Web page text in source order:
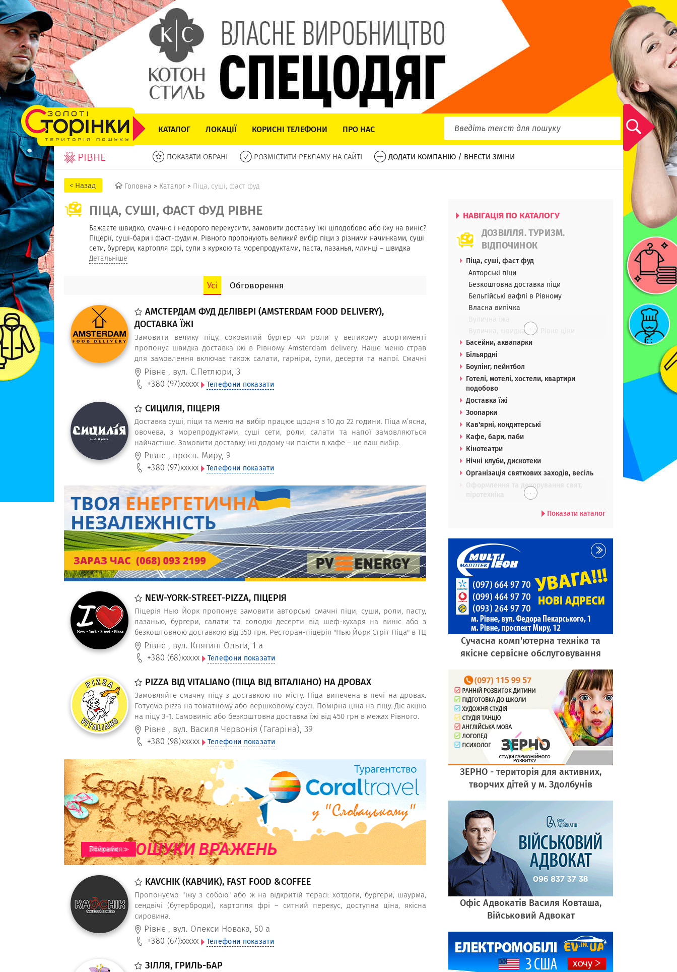
КАТАЛОГ ЛОКАЦІЇ КОРИСНІ ТЕЛЕФОНИ ПРО НАС
РІВНЕ ПОКАЗАТИ ОБРАНІ РОЗМІСТИТИ РЕКЛАМУ НА САЙТІ ДОДАТИ КОМПАНІЮ / ВНЕСТИ ЗМІНИ
Головна > Каталог > Піца, суші, фаст фуд
ПІЦА, СУШІ, ФАСТ ФУД РІВНЕ
Бажаєте швидко, смачно і недорого перекусити, замовити доставку їжі цілодобово або їжу на виніс?
Піцерії, суші-бари і фаст-фуди м. Рівного пропонують великий вибір піци з різними начинками, суші
сети, бургери, картопля фрі, супи з куркою та морепродуктами, паста, лазанья, млинці – швидка
доставка по місту і за місто. Замовити піцу, ролли, сашімі, курячі нагетси, локшину, щоб швидко та
телефону: суші, гарячу піцу, азіатську їжу, ресторанні страви з доставкою до дому, на офіс або з
собою (самому забрати замовлення). Найкращі піцерії і суші-бари пропонують і смачну італійську
піцу, і різноманітний вибір суші та ролів – замовляй і насолоджуйся!
Детальніше
Усі Обговорення
АМСТЕРДАМ ФУД ДЕЛІВЕРІ (AMSTERDAM FOOD DELIVERY),
ДОСТАВКА ЇЖІ
Замовити велику піцу, соковитий бургер чи роли у великому асортименті
пропонує швидка доставка їжі в Рівному Amsterdam delivery. Наше меню страв
для замовлення включає також салати, гарніри, супи, десерти та напої. Смачні
обіди та вечері доставимо вчасно до вашого дому чи офісу.
Рівне , вул. С.Петлюри, 3
+380 (97)xxxxx Телефони показати
СИЦИЛІЯ, ПІЦЕРІЯ
Доставка суші, піци та меню на вибір працює щодня з 10 до 22 години. Піца м’ясна,
овочева, з морепродуктами, суші сети, роли, салати та напої замовляються
найчастіше. Замовити доставку їжі додому чи поїсти в кафе – це ваш вибір.
Рівне , просп. Миру, 9
+380 (97)xxxxx Телефони показати
NEW-YORK-STREET-PIZZA, ПІЦЕРІЯ
Піцерія Нью Йорк пропонує замовити авторські смачні піци, суши, роли, пасту,
лазанью, бургери, салати та солодкі десерти від шеф-кухаря на виніс або з
безкоштовною доставкою від 350 грн. Ресторан-піцерія "Нью Йорк Стріт Піца" в ТЦ
"Покровський" – це швидке обслуговування, доступні ціни, акції, доставка їжі,
великий вибір.
Рівне , вул. Княгині Ольги, 1 а
+380 (68)xxxxx Телефони показати
PIZZA ВІД VITALIANO (ПІЦА ВІД ВІТАЛІАНО) НА ДРОВАХ
Замовляйте смачну піцу з доставкою по місту. Піца випечена в печі на дровах.
Готуємо pizza на томатному або вершковому соусі. Помірна ціна на піцу. Діє акцію
на піцу 3+1. Самовиніс або безкоштовна доставка їжі від 450 грн в межах Рівного.
Рівне , вул. Василя Червонія (Гагаріна), 39
+380 (98)xxxxx Телефони показати
KAVCHIK (КАВЧИК), FAST FOOD &COFFEE
Пропонуємо "їжу з собою" або ж на відкритій терасі: хотдоги, бургери, шаурма,
сендвічі (бутерброди), картопля фрі – ситний перекус, доступна ціна, якісна
сировина.
Рівне , вул. Олекси Новака, 50 а
+380 (67)xxxxx Телефони показати
ЗІЛЛЯ, ГРИЛЬ-БАР
НАВІГАЦІЯ ПО КАТАЛОГУ
ДОЗВІЛЛЯ. ТУРИЗМ.
ВІДПОЧИНОК
Піца, суші, фаст фуд
Авторські піци
Безкоштовна доставка піци
Бельгійські вафлі в Рівному
Власна випічка
Вулична, швидка їжа Рівне ціни
. . .
Басейни, аквапарки
Більярдні
Боулінг, пейнтбол
Готелі, мотелі, хостели, квартири
подобово
Доставка їжі
Зоопарки
Кав'ярні, кондитерські
Кафе, бари, паби
Кінотеатри
Нічні клуби, дискотеки
Організація святкових заходів, весіль
Оформлення та декорування свят,
. . .
Показати каталог
Сучасна комп'ютерна техніка та
якісне сервісне обслуговування
ЗЕРНО - територія для активних,
творчих дітей у м. Здолбунів
Офіс Адвокатів Василя Ковташа,
Військовий Адвокат